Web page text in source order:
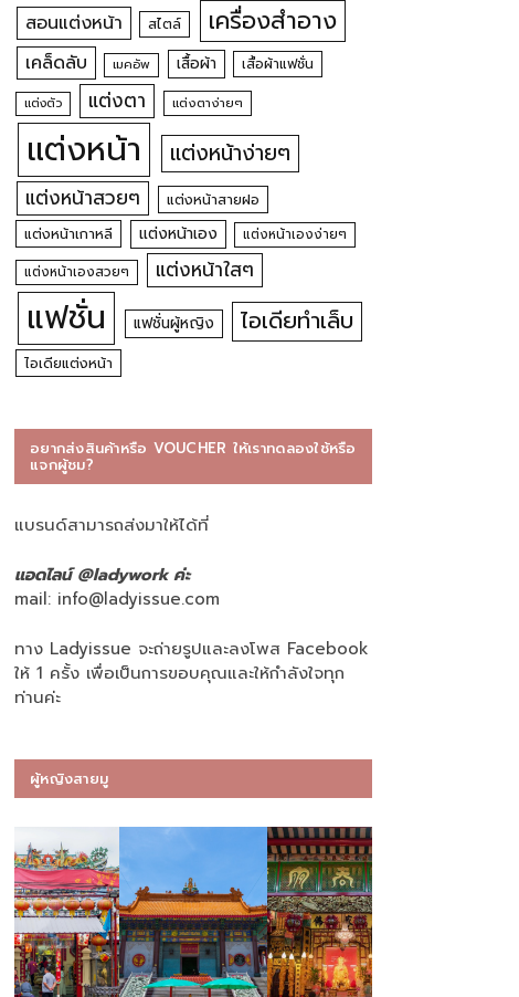
สอนแต่งหน้า สไตล์ เครื่องสำอาง
เคล็ดลับ เมคอัพ เสื้อผ้า เสื้อผ้าแฟชั่น
แต่งตัว แต่งตา แต่งตาง่ายๆ
แต่งหน้า แต่งหน้าง่ายๆ
แต่งหน้าสวยๆ
แต่งหน้าสายฝอ
แต่งหน้าเกาหลี
แต่งหน้าเอง
แต่งหน้าเองง่ายๆ
แต่งหน้าเองสวยๆ
แต่งหน้าใสๆ
แฟชั่น แฟชั่นผู้หญิง ไอเดียทำเล็บ
ไอเดียแต่งหน้า
อยากส่งสินค้าหรือ VOUCHER ให้เราทดลองใช้หรือ
แจกผู้ชม?
แบรนด์สามารถส่งมาให้ได้ที่
แอดไลน์ @ladywork ค่ะ
mail: info@ladyissue.com
ทาง Ladyissue จะถ่ายรูปและลงโพส Facebook
ให้ 1 ครั้ง เพื่อเป็นการขอบคุณและให้กำลังใจทุก
ท่านค่ะ
ผู้หญิงสายมู